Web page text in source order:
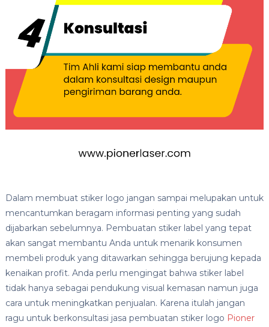
Dalam membuat stiker logo jangan sampai melupakan untuk
mencantumkan beragam informasi penting yang sudah
dijabarkan sebelumnya. Pembuatan stiker label yang tepat
akan sangat membantu Anda untuk menarik konsumen
membeli produk yang ditawarkan sehingga berujung kepada
kenaikan profit. Anda perlu mengingat bahwa stiker label
tidak hanya sebagai pendukung visual kemasan namun juga
cara untuk meningkatkan penjualan. Karena itulah jangan
ragu untuk berkonsultasi jasa pembuatan stiker logo Pioner